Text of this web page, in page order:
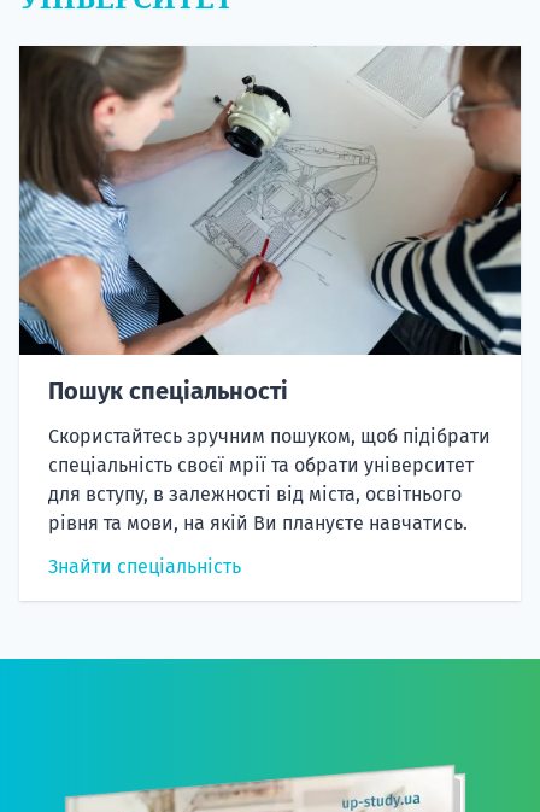
Пошук спеціальності
Скористайтесь зручним пошуком, щоб підібрати
спеціальність своєї мрії та обрати університет
для вступу, в залежності від міста, освітнього
рівня та мови, на якій Ви плануєте навчатись.
Знайти спеціальність